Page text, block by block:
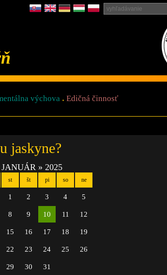
výchova
Edičná činnosť
jaskyne?
JANUÁR » 2025
st št pi so ne
1 2 3 4 5
8 9 10 11 12
15 16 17 18 19
22 23 24 25 26
29 30 31